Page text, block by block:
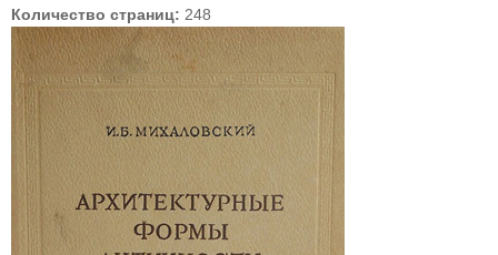
Количество страниц: 248